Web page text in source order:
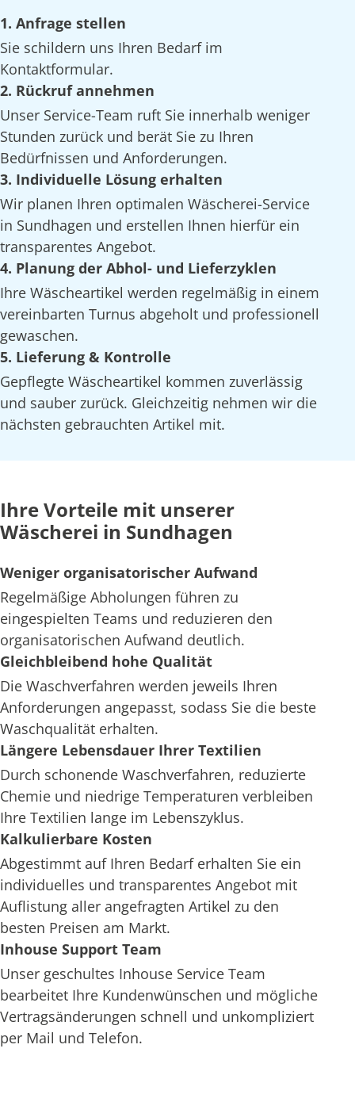
1. Anfrage stellen
Sie schildern uns Ihren Bedarf im
Kontaktformular.
2. Rückruf annehmen
Unser Service-Team ruft Sie innerhalb weniger
Stunden zurück und berät Sie zu Ihren
Bedürfnissen und Anforderungen.
3. Individuelle Lösung erhalten
Wir planen Ihren optimalen Wäscherei-Service
in Sundhagen und erstellen Ihnen hierfür ein
transparentes Angebot.
4. Planung der Abhol- und Lieferzyklen
Ihre Wäscheartikel werden regelmäßig in einem
vereinbarten Turnus abgeholt und professionell
gewaschen.
5. Lieferung & Kontrolle
Gepflegte Wäscheartikel kommen zuverlässig
und sauber zurück. Gleichzeitig nehmen wir die
nächsten gebrauchten Artikel mit.
Ihre Vorteile mit unserer
Wäscherei in Sundhagen
Weniger organisatorischer Aufwand
Regelmäßige Abholungen führen zu
eingespielten Teams und reduzieren den
organisatorischen Aufwand deutlich.
Gleichbleibend hohe Qualität
Die Waschverfahren werden jeweils Ihren
Anforderungen angepasst, sodass Sie die beste
Waschqualität erhalten.
Längere Lebensdauer Ihrer Textilien
Durch schonende Waschverfahren, reduzierte
Chemie und niedrige Temperaturen verbleiben
Ihre Textilien lange im Lebenszyklus.
Kalkulierbare Kosten
Abgestimmt auf Ihren Bedarf erhalten Sie ein
individuelles und transparentes Angebot mit
Auflistung aller angefragten Artikel zu den
besten Preisen am Markt.
Inhouse Support Team
Unser geschultes Inhouse Service Team
bearbeitet Ihre Kundenwünschen und mögliche
Vertragsänderungen schnell und unkompliziert
per Mail und Telefon.